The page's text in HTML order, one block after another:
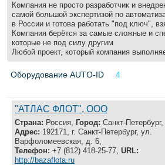
Компания не просто разработчик и
самой большой экспертизой по
в России и готова работать "под ключ",
Компания берётся за самые сложные и
которые не под силу другим
Любой проект, который компания
Оборудование AUTO-ID 4
"АТЛАС ФЛОТ", ООО
Страна: Россия, Город: Санкт-Петербург,
Адрес: 192171, г. Санкт-Петербург, ул.
Варфоломеевская, д. 6,
Телефон: +7 (812) 418-25-77, URL:
http://bazaflota.ru